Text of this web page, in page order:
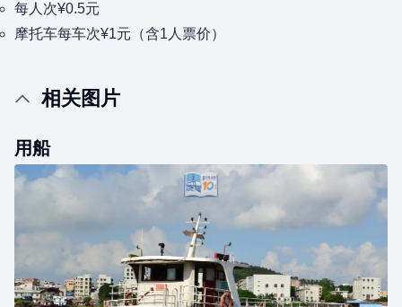
每人次¥0.5元
摩托车每车次¥1元（含1人票价）
相关图片
用船